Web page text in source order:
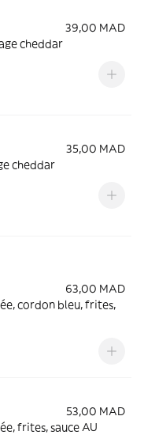
39,00 MAD
cheddar
35,00 MAD
cheddar
63,00 MAD
cordon bleu, frites,
53,00 MAD
frites, sauce AU